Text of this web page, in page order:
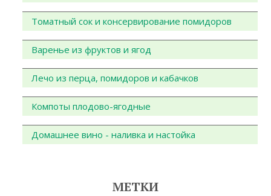
Томатный сок и консервирование помидоров
Варенье из фруктов и ягод
Лечо из перца, помидоров и кабачков
Компоты плодово-ягодные
Домашнее вино - наливка и настойка
МЕТКИ